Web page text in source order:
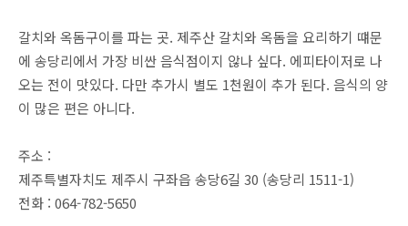
갈치와 옥돔구이를 파는 곳. 제주산 갈치와 옥돔을 요리하기 떄문
에 송당리에서 가장 비싼 음식점이지 않나 싶다. 에피타이저로 나
오는 전이 맛있다. 다만 추가시 별도 1천원이 추가 된다. 음식의 양
이 많은 편은 아니다.
주소 :
제주특별자치도 제주시 구좌읍 송당6길 30 (송당리 1511-1)
전화 : 064-782-5650